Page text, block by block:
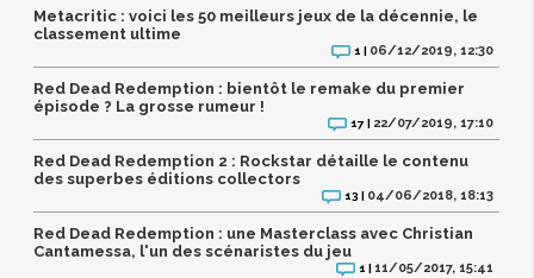
Metacritic : voici les 50 meilleurs jeux de la décennie, le
classement ultime
1 | 06/12/2019, 12:30
Red Dead Redemption : bientôt le remake du premier
épisode ? La grosse rumeur !
17 | 22/07/2019, 17:10
Red Dead Redemption 2 : Rockstar détaille le contenu
des superbes éditions collectors
13 | 04/06/2018, 18:13
Red Dead Redemption : une Masterclass avec Christian
Cantamessa, l'un des scénaristes du jeu
1 |11/05/2017, 15:41